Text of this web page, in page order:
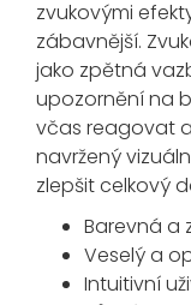
zvukovými
zábavnější.
jako zpětná
upozornění na
včas reagovat
navržený
zlepšit celkový
Barevná a
Veselý a
Intuitivní